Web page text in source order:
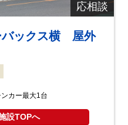
応相談
バックス横 屋外
カー最大1台
設TOPへ